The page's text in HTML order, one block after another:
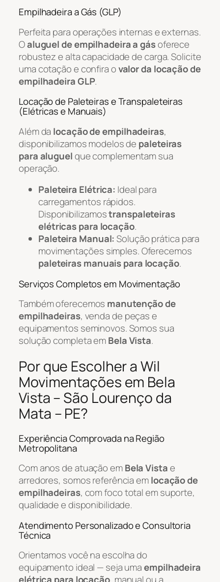
Empilhadeira a Gás (GLP)
Perfeita para operações internas e externas.
Oaluguel de empilhadeira a gásoferece
robustez e alta capacidade de carga. Solicite
uma cotação e confira ovalor da locação de
empilhadeira GLP.
Locação de Paleteiras e Transpaleteiras
(Elétricas e Manuais)
Além da locação de empilhadeiras,
disponibilizamos modelos de paleteiras
para aluguelque complementam sua
operação.
Paleteira Elétrica: Ideal para
carregamentos rápidos.
Disponibilizamostranspaleteiras
elétricas para locação.
Paleteira Manual:Solução prática para
movimentações simples. Oferecemos
paleteiras manuais para locação.
Serviços Completos em Movimentação
Também oferecemos manutenção de
empilhadeiras, venda de peças e
equipamentos seminovos. Somos sua
solução completa emBela Vista.
Por que Escolher a Wil
Movimentações em Bela
Vista – São Lourenço da
Mata – PE?
Experiência Comprovada na Região
Metropolitana
Com anos de atuação emBela Vistae
arredores, somos referência emlocação de
empilhadeiras, com foco total em suporte,
qualidade e disponibilidade.
Atendimento Personalizado e Consultoria
Técnica
Orientamos você na escolha do
equipamento ideal — seja umaempilhadeira